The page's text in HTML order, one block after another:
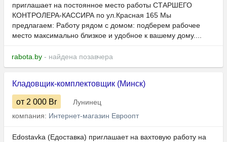
приглашает на постоянное место работы СТАРШЕГО
КОНТРОЛЕРА-КАССИРА по ул.Красная 165 Мы
предлагаем: Работу рядом с домом: подберем рабочее
место максимально близкое и удобное к вашему дому....
rabota.by - найдена позавчера
Кладовщик-комплектовщик (Минск)
от 2 000 Br
Лунинец
компания: Интернет-магазин Евроопт
Edostavka (Едоставка) приглашает на вахтовую работу на